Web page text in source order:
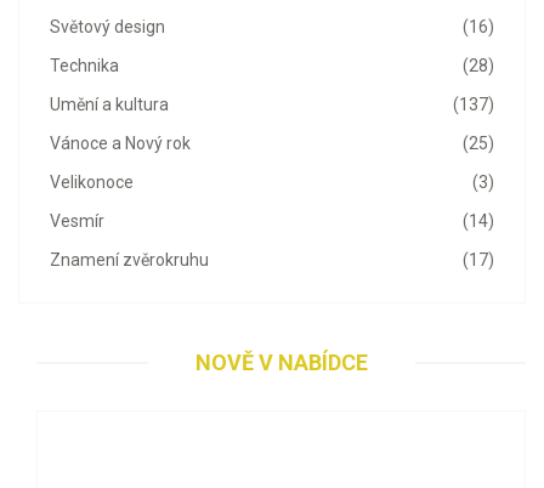
(16)
Světový design
(28)
Technika
(137)
Umění a kultura
(25)
Vánoce a Nový rok
(3)
Velikonoce
(14)
Vesmír
(17)
Znamení zvěrokruhu
NOVĚ V NABÍDCE